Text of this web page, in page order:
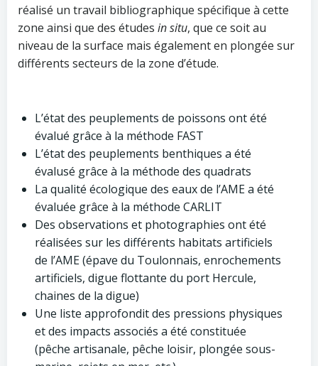
réalisé un travail bibliographique spécifique à cette
zone ainsi que des études in situ, que ce soit au
niveau de la surface mais également en plongée sur
différents secteurs de la zone d’étude.
L’état des peuplements de poissons ont été
évalué grâce à la méthode FAST
L’état des peuplements benthiques a été
évalusé grâce à la méthode des quadrats
La qualité écologique des eaux de l’AME a été
évaluée grâce à la méthode CARLIT
Des observations et photographies ont été
réalisées sur les différents habitats artificiels
de l’AME (épave du Toulonnais, enrochements
artificiels, digue flottante du port Hercule,
chaines de la digue)
Une liste approfondit des pressions physiques
et des impacts associés a été constituée
(pêche artisanale, pêche loisir, plongée sous-